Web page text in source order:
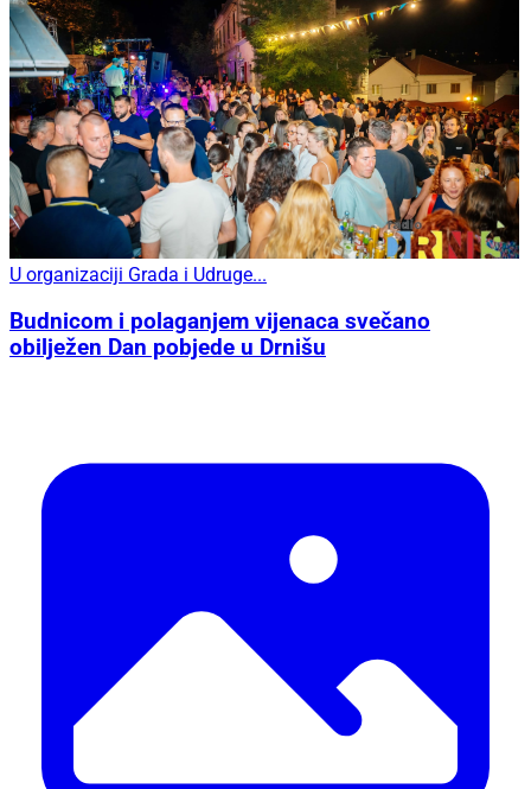
U organizaciji Grada i Udruge...
Budnicom i polaganjem vijenaca svečano
obilježen Dan pobjede u Drnišu